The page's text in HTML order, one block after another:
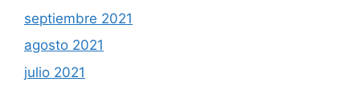
septiembre 2021
agosto 2021
julio 2021